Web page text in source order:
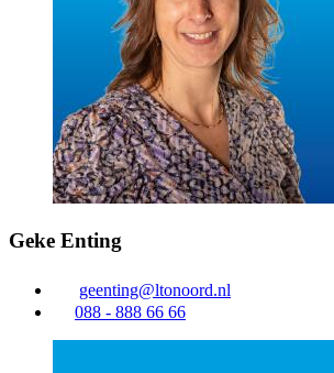
Geke Enting
geenting@ltonoord.nl
088 - 888 66 66